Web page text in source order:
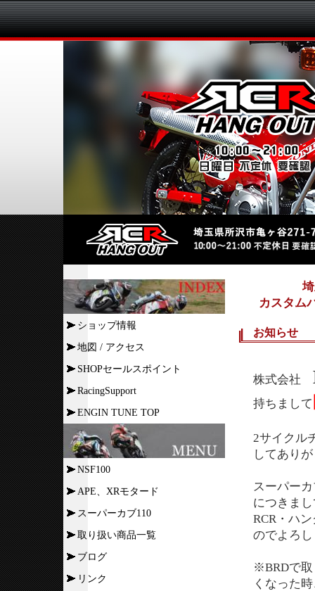
ショップ情報
地図 / アクセス
SHOPセールスポイント
RacingSupport
ENGIN TUNE TOP
NSF100
APE、XRモタード
スーパーカブ110
取り扱い商品一覧
ブログ
リンク
カスタム
お知らせ
株式会社
持ちまして
2サイクル
してあり
スーパー
につきま
RCR・ハ
のでよろ
※BRDで取
くなった